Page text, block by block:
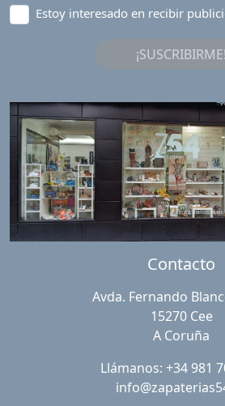
Estoy interesado en recibir
¡SUSCRIBIRME!
Contacto
Avda. Fernando
15270 Cee
A Coruña
Llámanos: +34 981